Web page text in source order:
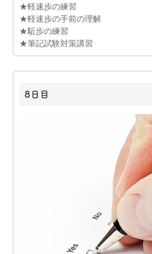
★軽速歩の練習
★軽速歩の手前の理解
★駈歩の練習
★筆記試験対策講習
8日目